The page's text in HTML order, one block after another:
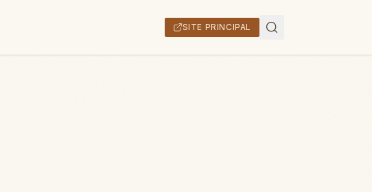
SITE PRINCIPAL